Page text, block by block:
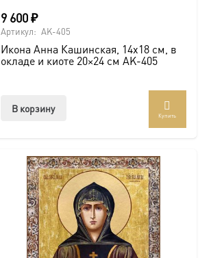
9 600₽
Артикул: AK-405
Икона Анна Кашинская, 14х18 см, в
окладе и киоте 20×24 см AK-405
В корзину
Купить